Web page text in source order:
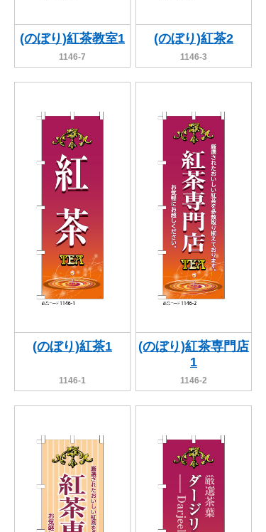
OTHER ITEMS
関連アイテムを見る
ORIGINAL ORDER
オリジナルオーダーについて
お支払方法
オリジナルオーダー制作事例
(のぼり)紅茶教室1
1146-7
(のぼり)紅茶2
1146-3
(のぼり)紅茶1
1146-1
(のぼり)紅茶専門店
1
1146-2